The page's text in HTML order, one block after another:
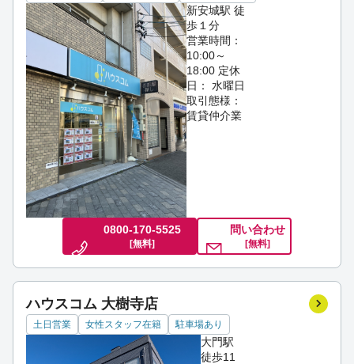
新安城駅 徒
歩１分
営業時間：
10:00～
18:00 定休
日： 水曜日
取引態様：
賃貸仲介業
0800-170-5525
[無料]
問い合わせ
[無料]
ハウスコム 大樹寺店
土日営業 女性スタッフ在籍 駐車場あり
大門駅
徒歩11